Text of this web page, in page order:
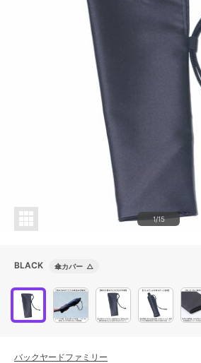
1/15
BLACK 傘カバー △
バックヤードファミリー